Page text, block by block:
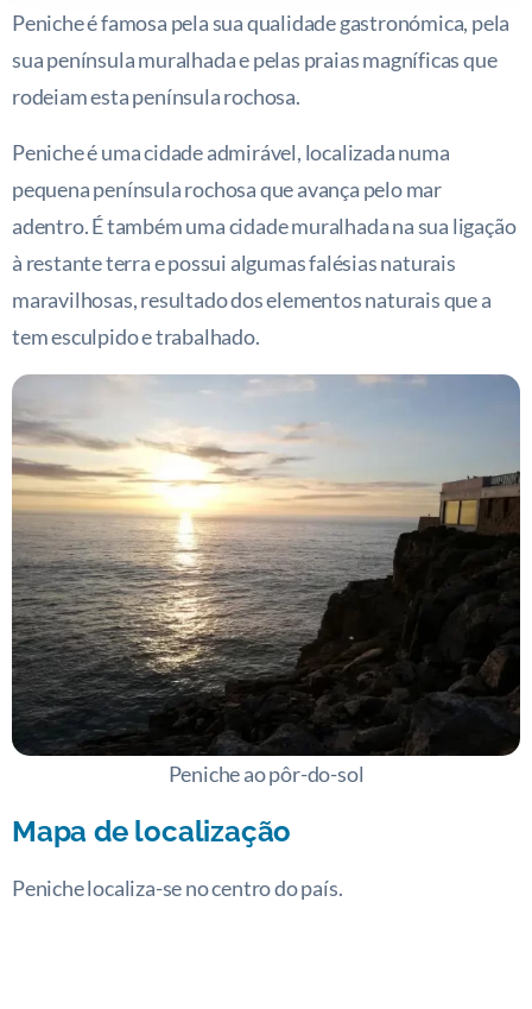
Peniche é famosa pela sua qualidade gastronómica, pela
sua península muralhada e pelas praias magníficas que
rodeiam esta península rochosa.
Peniche é uma cidade admirável, localizada numa
pequena península rochosa que avança pelo mar
adentro. É também uma cidade muralhada na sua ligação
à restante terra e possui algumas falésias naturais
maravilhosas, resultado dos elementos naturais que a
tem esculpido e trabalhado.
Peniche ao pôr-do-sol
Mapa de localização
Peniche localiza-se no centro do país.